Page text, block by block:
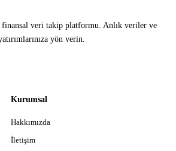
veri takip platformu. Anlık veriler ve
yön verin.
Kurumsal
Hakkımızda
İletişim